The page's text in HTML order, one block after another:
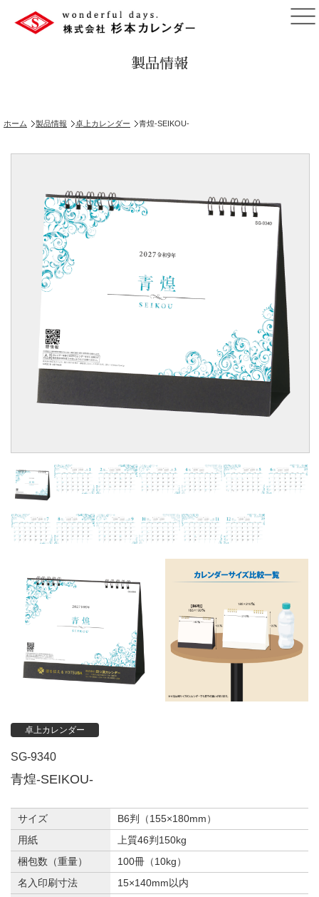
製品情報
ホーム 製品情報 卓上カレンダー 青煌-SEIKOU-
卓上カレンダー
SG-9340
青煌-SEIKOU-
サイズ
B6判（155×180mm）
用紙
上質46判150kg
梱包数（重量）
100冊（10kg）
名入印刷寸法
15×140mm以内